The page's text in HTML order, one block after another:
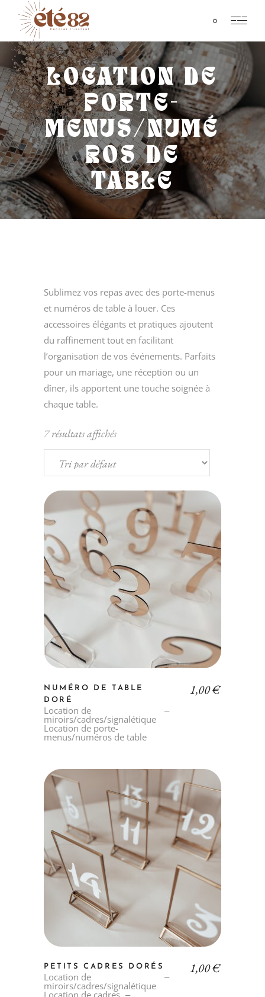
0
LOCATION DE
PORTE-
MENUS/NUMÉ
ROS DE
TABLE
Sublimez vos repas avec des porte-menus
et numéros de table à louer. Ces
accessoires élégants et pratiques ajoutent
du raffinement tout en facilitant
l’organisation de vos événements. Parfaits
pour un mariage, une réception ou un
dîner, ils apportent une touche soignée à
chaque table.
7 résultats affichés
NUMÉRO DE TABLE
DORÉ
Location de
miroirs/cadres/signalétique
Location de porte-
menus/numéros de table
1,00€
PETITS CADRES DORÉS
Location de
miroirs/cadres/signalétique
Location de cadres
1,00€